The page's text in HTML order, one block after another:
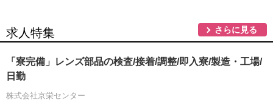
求人特集 さらに見る
「寮完備」レンズ部品の検査/接着/調整/即入寮/製造・工場/
日勤
株式会社京栄センター